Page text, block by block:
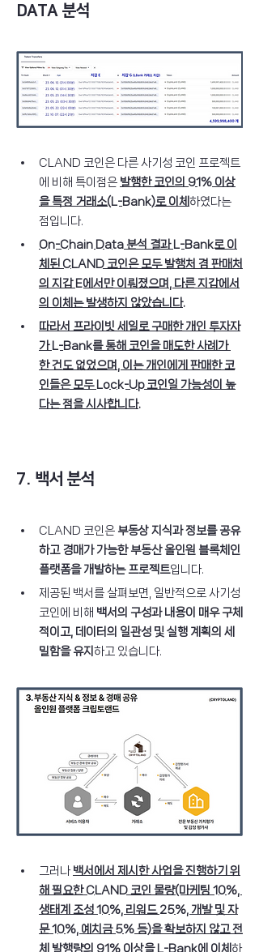
DATA 분석
CLAND 코인은 다른 사기성 코인 프로젝트
에 비해 특이점은 발행한 코인의 91% 이상
을 특정 거래소(L-Bank)로 이체 하였다는
점입니다.
On-Chain Data 분석 결과 L-Bank로 이
체된 CLAND 코인은 모두 발행처 겸 판매처
의 지갑 E에서만 이뤄졌으며, 다른 지갑에서
의 이체는 발생하지 않았습니다.
따라서 프라이빗 세일로 구매한 개인 투자자
가 L-Bank를 통해 코인을 매도한 사례가
한 건도 없었으며, 이는 개인에게 판매한 코
인들은 모두 Lock-Up 코인일 가능성이 높
다는 점을 시사합니다.
7. 백서 분석
CLAND 코인은 부동상 지식과 정보를 공유
하고 경매가 가능한 부동산 올인원 블록체인
플랫폼을 개발하는 프로젝트입니다.
제공된 백서를 살펴보면, 일반적으로 사기성
코인에 비해 백서의 구성과 내용이 매우 구체
적이고, 데이터의 일관성 및 실행 계획의 세
밀함을 유지 하고 있습니다.
그러나 백서에서 제시한 사업을 진행하기 위
해 필요한 CLAND 코인 물량(마케팅 10%,
생태계 조성 10%, 리워드 25%, 개발 및 자
문 10%, 예치금 5% 등)을 확보하지 않고 전
체 발행량의 91% 이상을 L-Bank에 이체 하